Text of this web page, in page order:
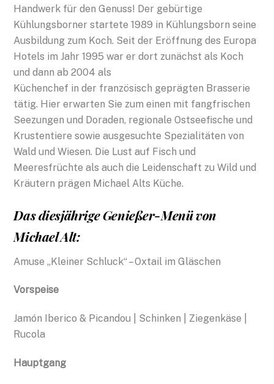
Handwerk für den Genuss! Der gebürtige
Kühlungsborner startete 1989 in Kühlungsborn seine
Ausbildung zum Koch. Seit der Eröffnung des Europa
Hotels im Jahr 1995 war er dort zunächst als Koch
und dann ab 2004 als
Küchenchef in der französisch geprägten Brasserie
tätig. Hier erwarten Sie zum einen mit fangfrischen
Seezungen und Doraden, regionale Ostseefische und
Krustentiere sowie ausgesuchte Spezialitäten von
Wald und Wiesen. Die Lust auf Fisch und
Meeresfrüchte als auch die Leidenschaft zu Wild und
Kräutern prägen Michael Alts Küche.
Das diesjährige Genießer-Menü von
Michael Alt:
Amuse „Kleiner Schluck“ – Oxtail im Gläschen
Vorspeise
Jamón Iberico & Picandou | Schinken | Ziegenkäse |
Rucola
Hauptgang